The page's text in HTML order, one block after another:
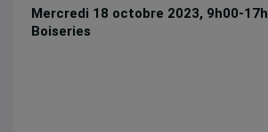
Mercredi 18 octobre 2023, 9h00-
Boiseries